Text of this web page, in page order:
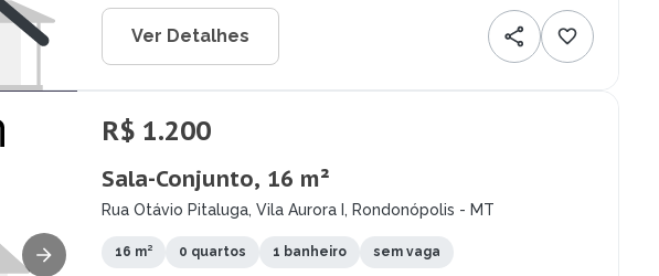
Ver Detalhes
R$ 1.200
Sala-Conjunto, 16 m²
Rua Otávio Pitaluga, Vila Aurora I, Rondonópolis - MT
16 m² 0 quartos 1 banheiro sem vaga